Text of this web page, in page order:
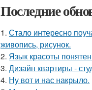
Последние
1. Стало интересно
живопись, рисунок.
2. Язык красоты
3. Дизайн квартиры -
4. Ну вот и нас накрыло.